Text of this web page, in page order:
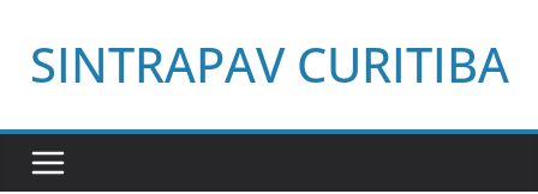
paraSINTRAPAV CURITIBA